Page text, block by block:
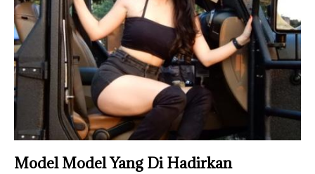
Model Model Yang Di Hadirkan